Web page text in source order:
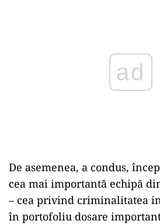
De asemenea, a condus,
cea mai importantă echipă
– cea privind criminalitatea
în portofoliu dosare